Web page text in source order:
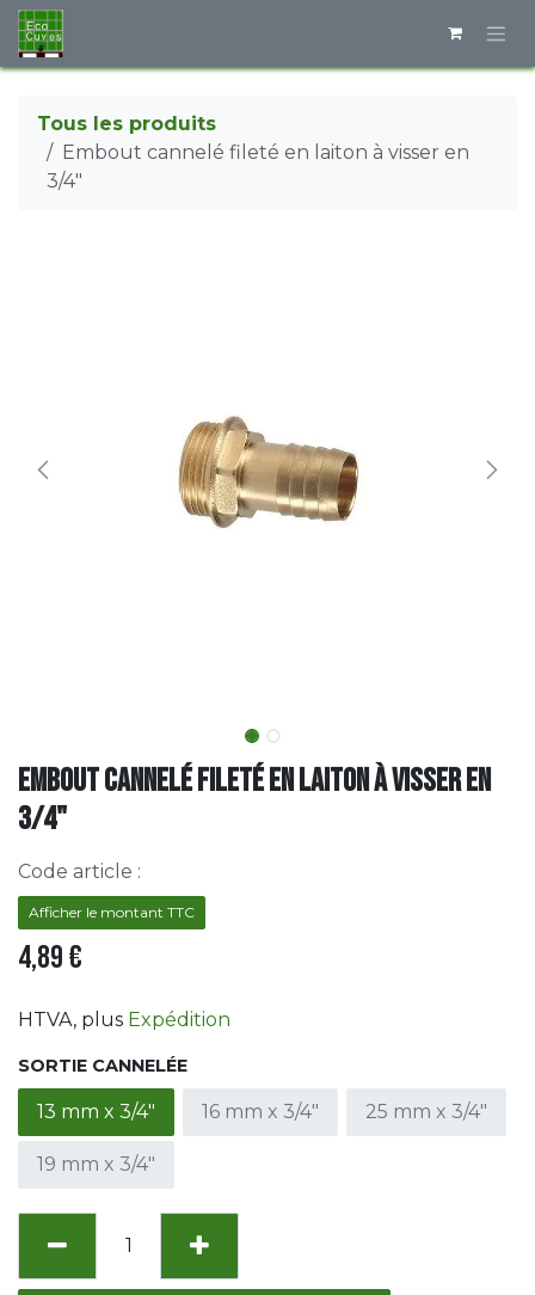
Se rendre au contenu
Tous les produits
Embout cannelé fileté en laiton à visser en
3/4"
Embout cannelé fileté en laiton à visser en
3/4"
Code article :
Afficher le montant TTC
4,89€
HTVA, plus Expédition
SORTIE CANNELÉE
13 mm x 3/4" 16 mm x 3/4" 25 mm x 3/4"
19 mm x 3/4"